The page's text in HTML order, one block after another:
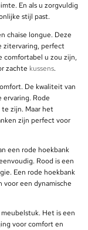
En als u zorgvuldig
stijl past.
chaise longue. Deze
zitervaring, perfect
comfortabel u zou zijn,
zachte kussens.
De kwaliteit van
Rode
te zijn. Maar het
zijn perfect voor
een rode hoekbank
Rood is een
Een rode hoekbank
voor een dynamische
Het is een
voor comfort en